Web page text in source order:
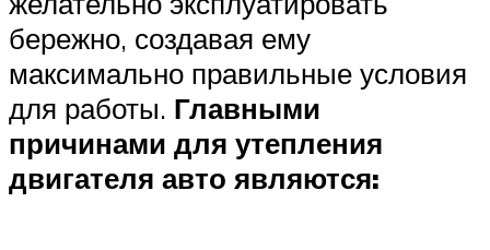
бережно, создавая ему
максимально правильные условия
для работы. Главными
причинами для утепления
двигателя авто являются: